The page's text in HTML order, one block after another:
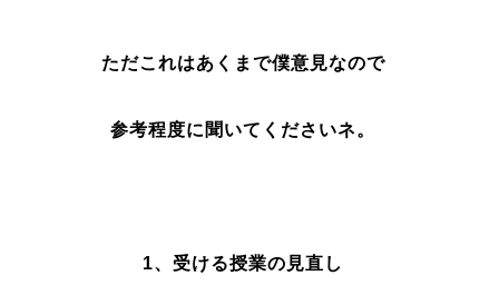
ただこれはあくまで僕意見なので
参考程度に聞いてくださいネ。
1、受ける授業の見直し